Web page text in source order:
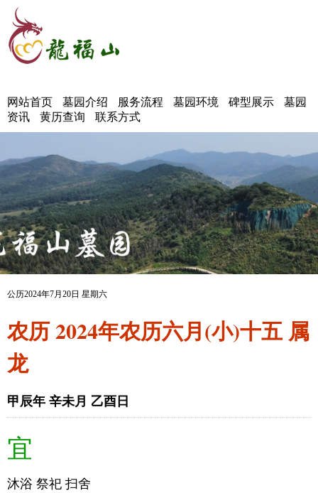
网站首页 墓园介绍 服务流程 墓园环境 碑型展示
墓园
资讯
黄历查询 联系方式
公历2024年7月20日 星期六
农历 2024年农历六月(小)十五 属
龙
甲辰年 辛未月 乙酉日
宜
沐浴 祭祀 扫舍